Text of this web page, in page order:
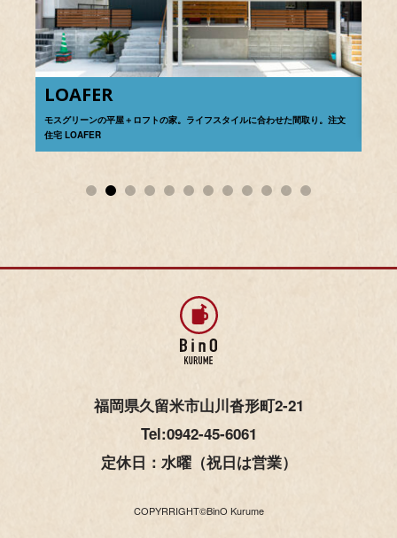
LOAFER
一体感と+αの自由を楽しむ、ロフト付き平屋
1 2 3 4 5 6 7 8 9 10 11 12
福岡県久留米市山川沓形町2-21
Tel:0942-45-6061
定休日：水曜（祝日は営業）
COPYRRIGHT©BinO Kurume